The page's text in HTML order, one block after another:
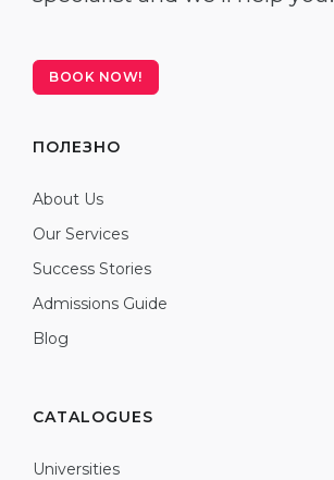
BOOK NOW!
ПОЛЕЗНО
About Us
Our Services
Success Stories
Admissions Guide
Blog
CATALOGUES
Universities